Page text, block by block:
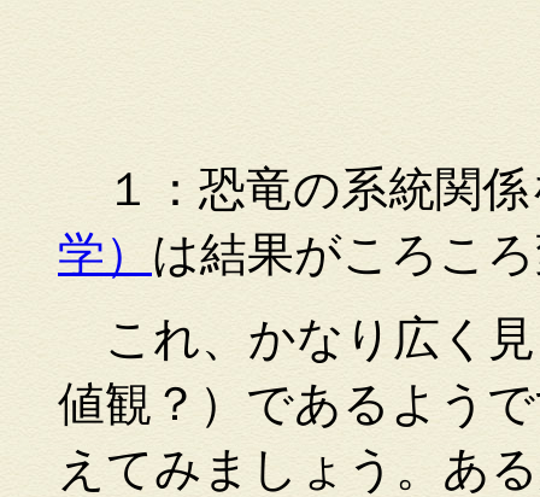
１：恐竜の系統関係
学） は結果がころこ
これ、かなり広く
値観？）であるよう
えてみましょう。あ